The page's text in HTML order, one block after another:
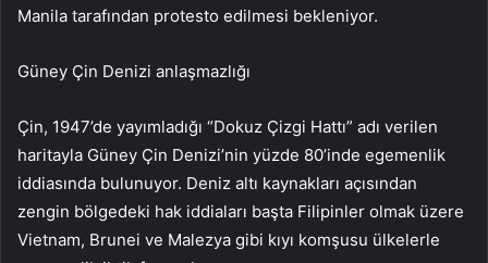
Manila tarafından protesto edilmesi bekleniyor.
Güney Çin Denizi anlaşmazlığı
Çin, 1947’de yayımladığı “Dokuz Çizgi Hattı” adı verilen
haritayla Güney Çin Denizi’nin yüzde 80’inde egemenlik
iddiasında bulunuyor. Deniz altı kaynakları açısından
zengin bölgedeki hak iddiaları başta Filipinler olmak üzere
Vietnam, Brunei ve Malezya gibi kıyı komşusu ülkelerle